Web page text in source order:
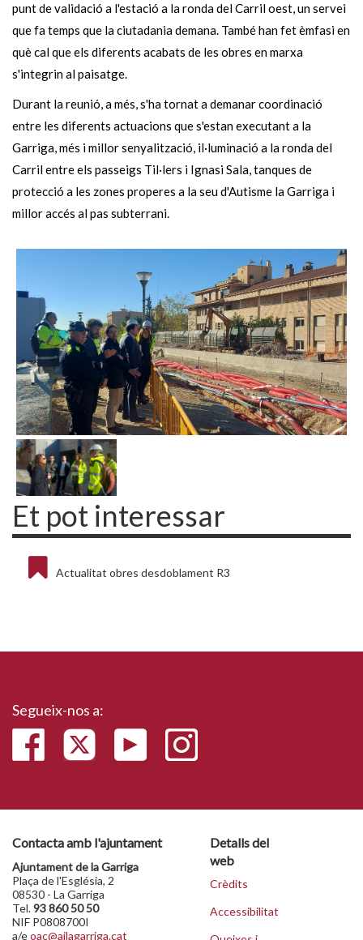
punt de validació a l'estació a la ronda del Carril oest, un servei
que fa temps que la ciutadania demana. També han fet èmfasi en
què cal que els diferents acabats de les obres en marxa
s'integrin al paisatge.
Durant la reunió, a més, s'ha tornat a demanar coordinació
entre les diferents actuacions que s'estan executant a la
Garriga, més i millor senyalització, il·luminació a la ronda del
Carril entre els passeigs Til·lers i Ignasi Sala, tanques de
protecció a les zones properes a la seu d'Autisme la Garriga i
millor accés al pas subterrani.
Et pot interessar
Actualitat obres desdoblament R3
Segueix-nos a:
Contacta amb l'ajuntament
Ajuntament de la Garriga
Plaça de l'Església, 2
08530 - La Garriga
Tel.93 860 50 50
NIF P0808700I
a/eoac@ajlagarriga.cat
Detalls del
web
Crèdits
Accessibilitat